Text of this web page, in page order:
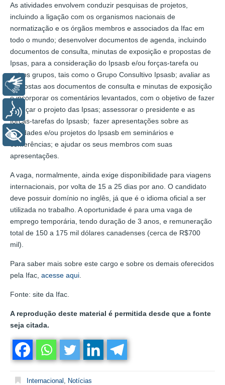
As atividades envolvem conduzir pesquisas de projetos,
incluindo a ligação com os organismos nacionais de
normatização e os órgãos membros e associados da Ifac em
todo o mundo; desenvolver documentos de agenda, incluindo
documentos de consulta, minutas de exposição e propostas de
Ipsas, para a consideração do Ipsasb e/ou forças-tarefa ou
outros grupos, tais como o Grupo Consultivo Ipsasb; avaliar as
respostas aos documentos de consulta e minutas de exposição
e incorporar os comentários levantados, com o objetivo de fazer
avançar o projeto das Ipsas; assessorar o presidente e as
forças-tarefas do Ipsasb; fazer apresentações sobre as
atividades e/ou projetos do Ipsasb em seminários e
conferências; e ajudar os seus membros com suas
apresentações.
A vaga, normalmente, ainda exige disponibilidade para viagens
internacionais, por volta de 15 a 25 dias por ano. O candidato
deve possuir domínio no inglês, já que é o idioma oficial a ser
utilizada no trabalho. A oportunidade é para uma vaga de
emprego temporária, tendo duração de 3 anos, e remuneração
total de 150 a 175 mil dólares canadenses (cerca de R$700
mil).
Para saber mais sobre este cargo e sobre os demais oferecidos
pela Ifac, acesse aqui
Fonte: site da Ifac.
A reprodução deste material é permitida desde que a fonte
seja citada.
Internacional
Notícias
Libras
Voz
+ Acessibilidade